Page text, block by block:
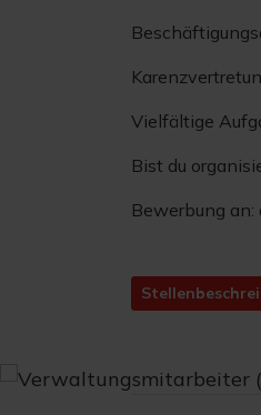
Vielfältige
Bist du
Bewerbung